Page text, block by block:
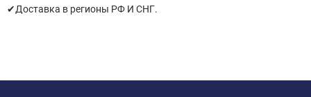
✔Доставка в регионы РФ И СНГ.